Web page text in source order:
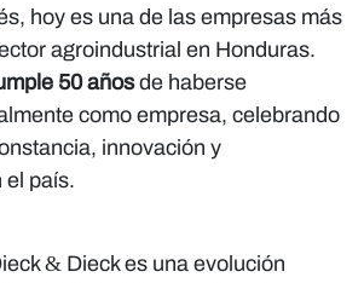
hoy es una de las empresas más
agroindustrial en Honduras.
50 añosde haberse
como empresa, celebrando
innovación y
el país.​​​​​​
& Dieck es una evolución